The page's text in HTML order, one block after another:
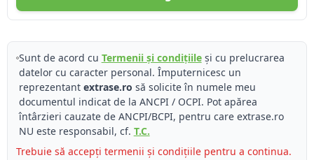
Sunt de acord cu Termenii și condițiileși cu prelucrarea
datelor cu caracter personal. Împuternicesc un
reprezentant extrase.ro să solicite în numele meu
documentul indicat de la ANCPI / OCPI. Pot apărea
întârzieri cauzate de ANCPI/BCPI, pentru care extrase.ro
NU este responsabil, cf. T.C.
Trebuie să accepți termenii și condițiile pentru a continua.